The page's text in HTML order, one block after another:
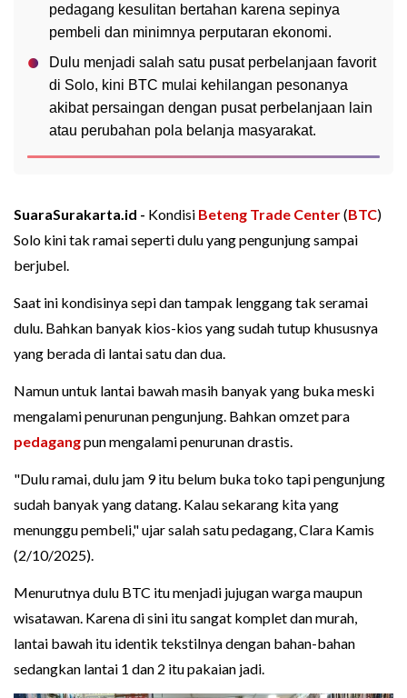
pedagang kesulitan bertahan karena sepinya
pembeli dan minimnya perputaran ekonomi.
Dulu menjadi salah satu pusat perbelanjaan favorit
di Solo, kini BTC mulai kehilangan pesonanya
akibat persaingan dengan pusat perbelanjaan lain
atau perubahan pola belanja masyarakat.
SuaraSurakarta.id - Kondisi Beteng Trade Center(BTC)
Solo kini tak ramai seperti dulu yang pengunjung sampai
berjubel.
Saat ini kondisinya sepi dan tampak lenggang tak seramai
dulu. Bahkan banyak kios-kios yang sudah tutup khususnya
yang berada di lantai satu dan dua.
Namun untuk lantai bawah masih banyak yang buka meski
mengalami penurunan pengunjung. Bahkan omzet para
pedagangpun mengalami penurunan drastis.
"Dulu ramai, dulu jam 9 itu belum buka toko tapi pengunjung
sudah banyak yang datang. Kalau sekarang kita yang
menunggu pembeli," ujar salah satu pedagang, Clara Kamis
(2/10/2025).
Menurutnya dulu BTC itu menjadi jujugan warga maupun
wisatawan. Karena di sini itu sangat komplet dan murah,
lantai bawah itu identik tekstilnya dengan bahan-bahan
sedangkan lantai 1 dan 2 itu pakaian jadi.